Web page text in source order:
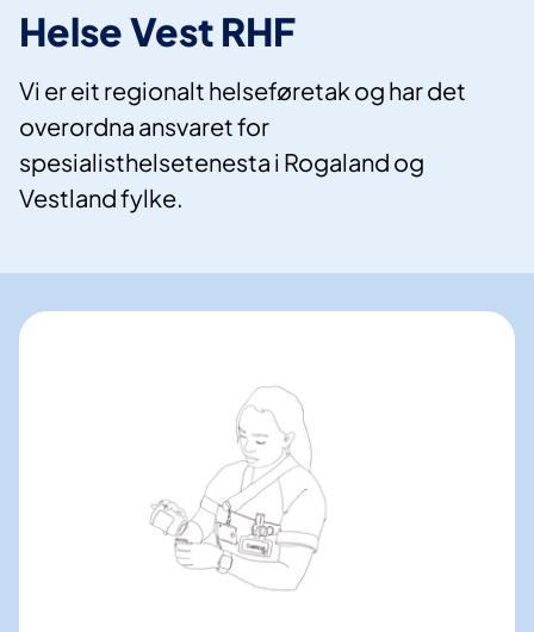
Helse Vest RHF
Vi er eit regionalt helseføretak og har det
overordna ansvaret for
spesialisthelsetenesta i Rogaland og
Vestland fylke.